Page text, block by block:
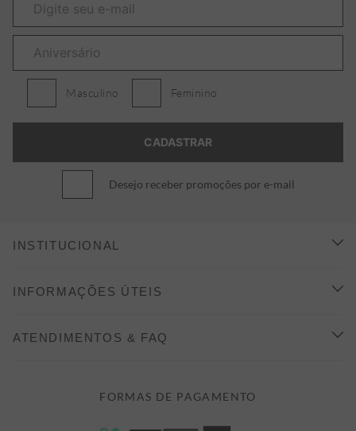
Masculino Feminino
Desejo receber promoções por e-mail
INSTITUCIONAL
CONHEÇA A ALEATORY
INFORMAÇÕES ÚTEIS
FORMAS DE PAGAMENTO
POLÍTICA DE PRIVACIDADE
ATENDIMENTOS & FAQ
FORMAS DE PAGAMENTO